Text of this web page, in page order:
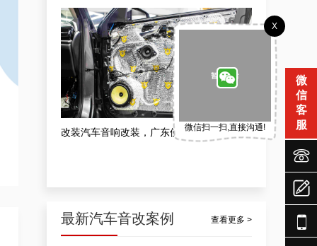
改装汽车音响改装，广东佛山市发烧级汽车音响无损改装案例
最新汽车音改案例 查看更多 >
微
信
客
服
X
微信扫一扫,直接沟通!



